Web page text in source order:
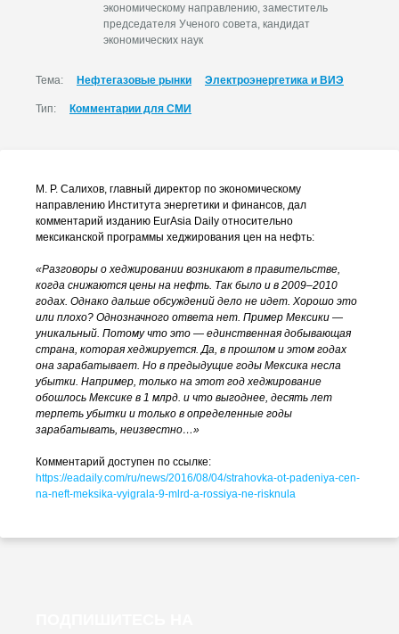
экономическому направлению, заместитель
председателя Ученого совета, кандидат
экономических наук
Тема: Нефтегазовые рынки Электроэнергетика и ВИЭ
Тип: Комментарии для СМИ
М. Р. Салихов, главный директор по экономическому
направлению Института энергетики и финансов, дал
комментарий изданию EurAsia Daily относительно
мексиканской программы хеджирования цен на нефть:
«Разговоры о хеджировании возникают в правительстве,
когда снижаются цены на нефть. Так было и в 2009–2010
годах. Однако дальше обсуждений дело не идет. Хорошо это
или плохо? Однозначного ответа нет. Пример Мексики —
уникальный. Потому что это — единственная добывающая
страна, которая хеджируется. Да, в прошлом и этом годах
она зарабатывает. Но в предыдущие годы Мексика несла
убытки. Например, только на этот год хеджирование
обошлось Мексике в 1 млрд. и что выгоднее, десять лет
терпеть убытки и только в определенные годы
зарабатывать, неизвестно…»
Комментарий доступен по ссылке:
https://eadaily.com/ru/news/2016/08/04/strahovka-ot-padeniya-cen-
na-neft-meksika-vyigrala-9-mlrd-a-rossiya-ne-risknula